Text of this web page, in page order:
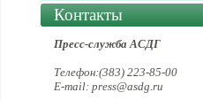
Контакты
Пресс-служба АСДГ
Телефон:(383) 223-85-00
E-mail: press@asdg.ru